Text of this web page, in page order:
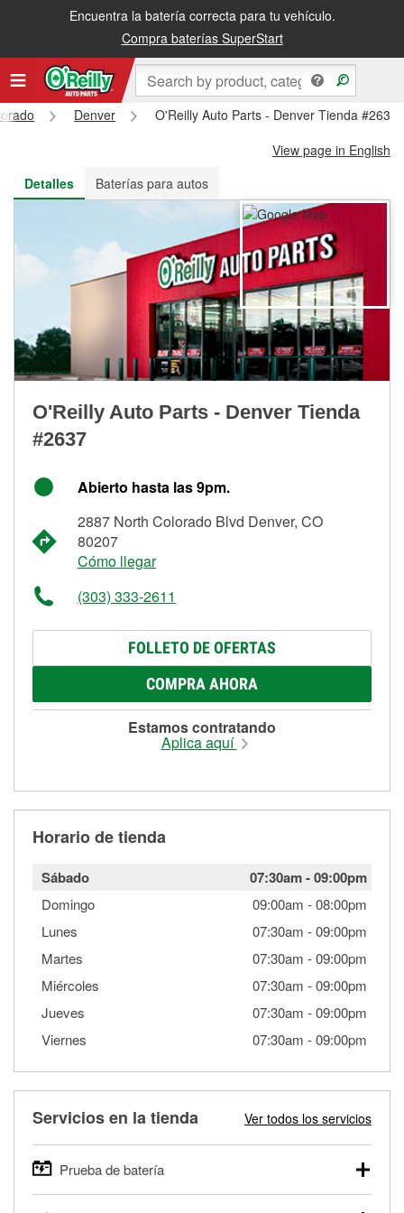
Encuentra la batería correcta para tu vehículo.
Compra baterías SuperStart
Recibe tu orden gratis al día siguiente o recógela en la tienda
Denver
O'Reilly Auto Parts - Denver Tienda #2637
View page in English
Detalles
Baterías para autos
O'Reilly Auto Parts - Denver Tienda
#2637
Abierto hasta las 9pm.
2887 North Colorado Blvd Denver, CO
80207
Cómo llegar
(303) 333-2611
FOLLETO DE OFERTAS
COMPRA AHORA
Estamos contratando
Aplica aquí
Horario de tienda
Sábado 07:30am-09:00pm
Domingo 09:00am -08:00pm
Lunes
07:30am -09:00pm
Martes
07:30am -09:00pm
Miércoles
07:30am -09:00pm
Jueves
07:30am -09:00pm
Viernes
07:30am -09:00pm
Servicios en la tienda Ver todos los servicios
Prueba de batería